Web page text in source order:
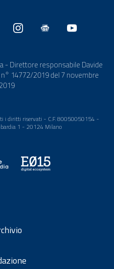
- Direttore responsabile Davide
n° 14772/2019 del 7 novembre
i diritti riservati - C.F. 80050050154 -
1 - 20124 Milano